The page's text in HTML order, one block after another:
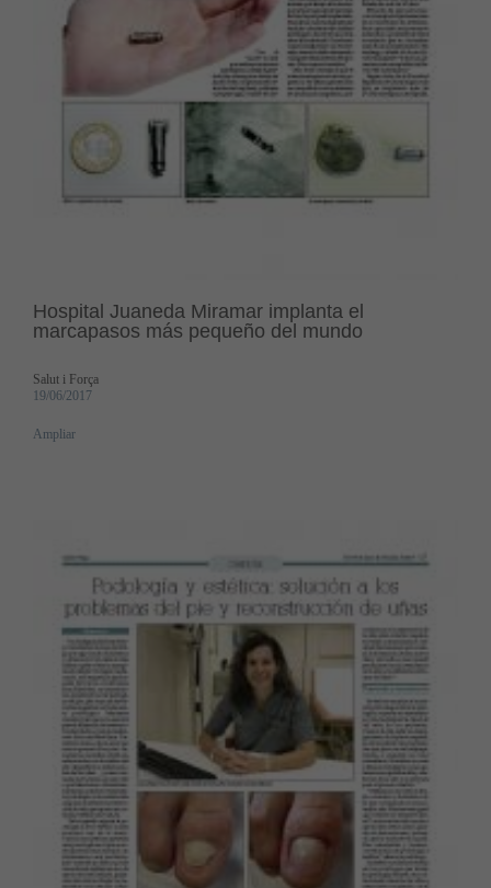
Hospital Juaneda Miramar implanta el
marcapasos más pequeño del mundo
Salut i Força
19/06/2017
Ampliar